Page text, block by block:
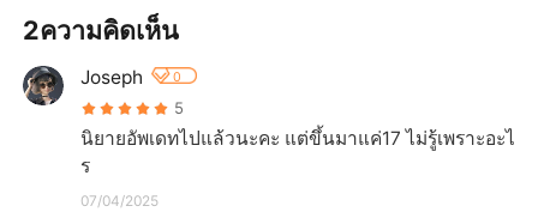
2ความคิดเห็น
Joseph 0
5
นิยายอัพเดทไปแล้วนะคะ แต่ขึ้นมาแค่17 ไม่รู้เพราะอะไ
ร
07/04/2025